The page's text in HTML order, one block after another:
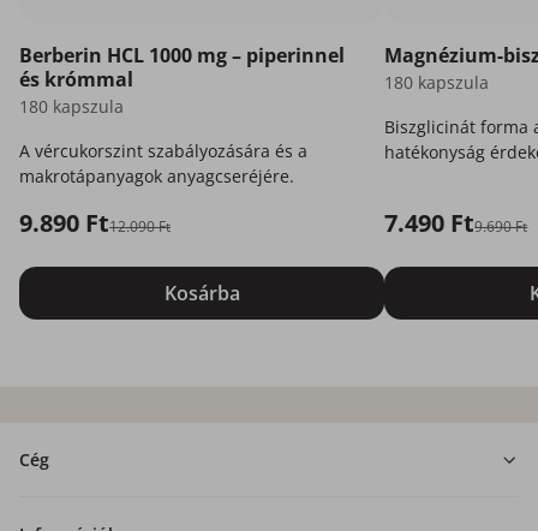
Berberin HCL 1000 mg – piperinnel
és krómmal
180 kapszula
A vércukorszint szabályozására és a
makrotápanyagok anyagcseréjére.
9.890 Ft12.090 Ft
Kosárba
Magnézium-
180 kapszula
Biszglicinát forma
hatékonyság
7.490 Ft9.690 Ft
Cég